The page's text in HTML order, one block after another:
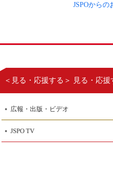
JSPOから
＜見る・応援する＞ 見る・応援
広報・出版・ビデオ
JSPO TV